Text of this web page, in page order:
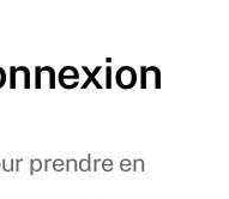
prendre en